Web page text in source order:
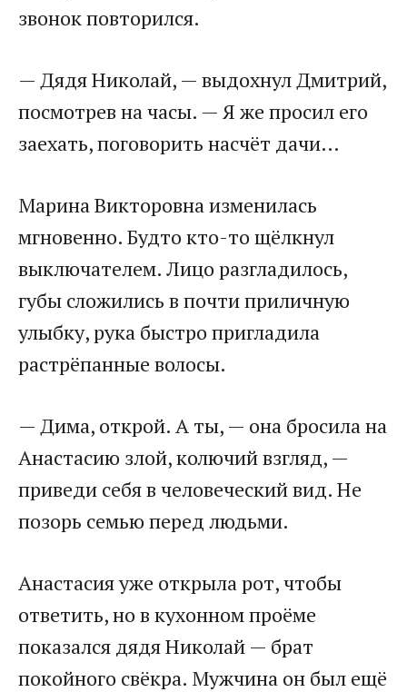
звонок повторился.
— Дядя Николай, — выдохнул Дмитрий,
посмотрев на часы. — Я же просил его
заехать, поговорить насчёт дачи…
Марина Викторовна изменилась
мгновенно. Будто кто-то щёлкнул
выключателем. Лицо разгладилось,
губы сложились в почти приличную
улыбку, рука быстро пригладила
растрёпанные волосы.
— Дима, открой. А ты, — она бросила на
Анастасию злой, колючий взгляд, —
приведи себя в человеческий вид. Не
позорь семью перед людьми.
Анастасия уже открыла рот, чтобы
ответить, но в кухонном проёме
показался дядя Николай — брат
покойного свёкра. Мужчина он был ещё